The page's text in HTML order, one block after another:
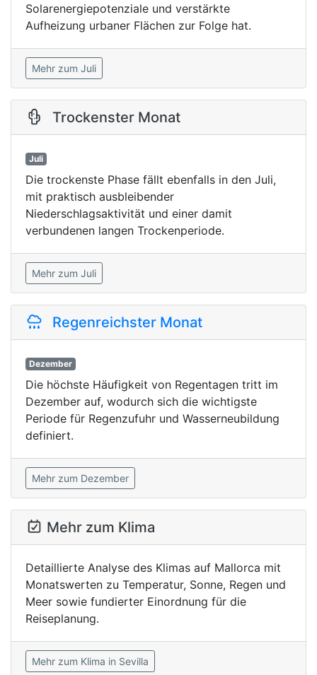
Solarenergiepotenziale und verstärkte
Aufheizung urbaner Flächen zur Folge hat.
Mehr zum Juli
Trockenster Monat
Juli
Die trockenste Phase fällt ebenfalls in den Juli,
mit praktisch ausbleibender
Niederschlagsaktivität und einer damit
verbundenen langen Trockenperiode.
Mehr zum Juli
Regenreichster Monat
Dezember
Die höchste Häufigkeit von Regentagen tritt im
Dezember auf, wodurch sich die wichtigste
Periode für Regenzufuhr und Wasserneubildung
definiert.
Mehr zum Dezember
Mehr zum Klima
Detaillierte Analyse des Klimas auf Mallorca mit
Monatswerten zu Temperatur, Sonne, Regen und
Meer sowie fundierter Einordnung für die
Reiseplanung.
Mehr zum Klima in Sevilla